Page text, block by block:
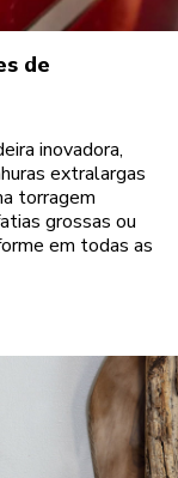
de
inovadora,
extralargas
torragem
grossas ou
em todas as